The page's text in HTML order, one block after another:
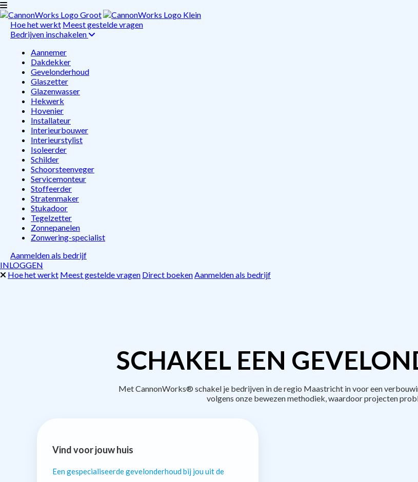
Hoe het werkt Meest gestelde vragen
Bedrijven inschakelen
Aannemer
Dakdekker
Gevelonderhoud
Glaszetter
Glazenwasser
Hekwerk
Hovenier
Installateur
Interieurbouwer
Interieurstylist
Isoleerder
Schilder
Schoorsteenveger
Servicemonteur
Stoffeerder
Stratenmaker
Stukadoor
Tegelzetter
Zonnepanelen
Zonwering-specialist
Aanmelden als bedrijf
INLOGGEN
Hoe het werkt Meest gestelde vragen Direct boekenAanmelden als bedrijf
SCHAKEL EEN
Met CannonWorks® schakel je bedrijven in de regio Maastricht in voor een
volgens onze bewezen methodiek, waardoor projecten
Vind voor jouw huis
Een gespecialiseerde gevelonderhoud bij jou uit de